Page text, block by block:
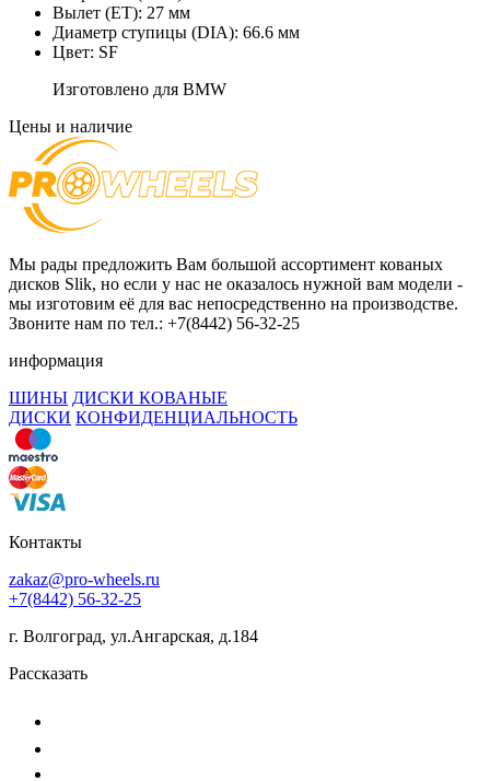
Вылет (ET): 27 мм
Диаметр ступицы (DIA): 66.6 мм
Цвет: SF
Изготовлено для BMW
Цены и наличие
Мы рады предложить Вам большой ассортимент кованых
дисков Slik, но если у нас не оказалось нужной вам модели -
мы изготовим её для вас непосредственно на производстве.
Звоните нам по тел.: +7(8442) 56-32-25
информация
ШИНЫ ДИСКИ КОВАНЫЕ
ДИСКИ КОНФИДЕНЦИАЛЬНОСТЬ
Контакты
zakaz@pro-wheels.ru
+7(8442) 56-32-25
г. Волгоград, ул.Ангарская, д.184
Рассказать